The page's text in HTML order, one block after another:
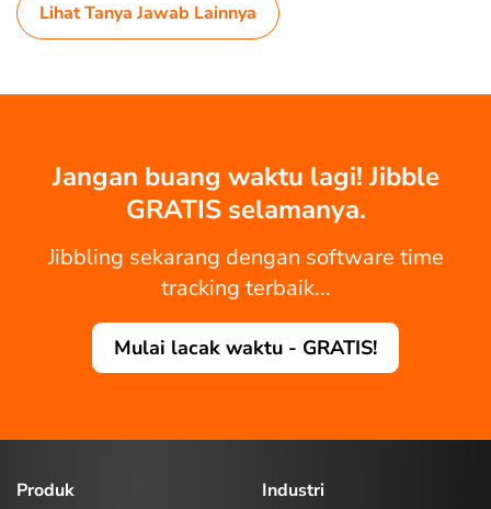
Lihat Tanya Jawab Lainnya
Jangan buang waktu lagi! Jibble
GRATIS selamanya.
Jibbling sekarang dengan software time
tracking terbaik...
Mulai lacak waktu - GRATIS!
Produk
Industri